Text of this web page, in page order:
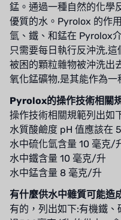
錳。通過一種自然的化學
優質的水。Pyrolox 的作
氫、鐵、和錳在 Pyrolox
只需要每日執行反沖洗,
被困的顆粒雜物被沖洗出
氧化錳礦物,是其能作為一
Pyrolox的操作技術相關
操作技術相關規範列出如
水質酸鹼度 pH 值應該在
水中硫化氫含量 10 毫克/
水中鐵含量 10 毫克/升
水中錳含量 8 毫克/升
有什麼供水中雜質可能
有的，列出如下:有機鐵